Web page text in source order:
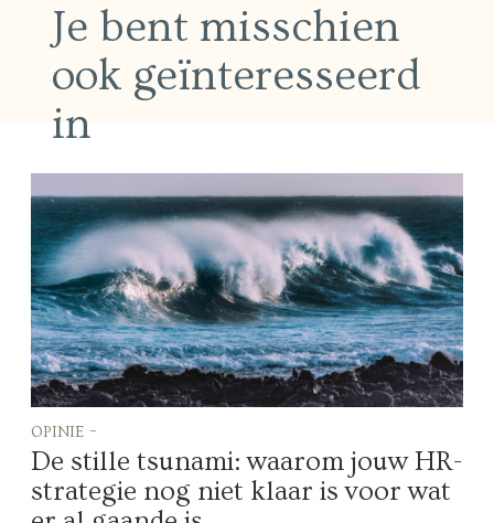
Je bent misschien
ook geïnteresseerd
in
opinie -
De stille tsunami: waarom jouw HR-
strategie nog niet klaar is voor wat